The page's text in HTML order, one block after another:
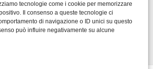
tecnologie come i cookie per memorizzare
Il consenso a queste tecnologie ci
di navigazione o ID unici su questo
può influire negativamente su alcune